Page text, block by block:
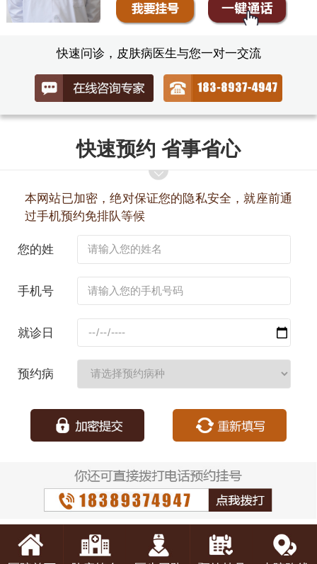
快速问诊，皮肤病医生与您一对一交流
快速预约 省事省心
本网站已加密，绝对保证您的隐私安全，就座前通
过手机预约免排队等候
您的姓
手机号
就诊日
预约病